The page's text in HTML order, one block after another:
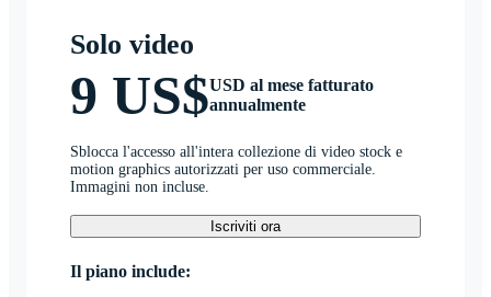
Solo video
9 US$USD al mese fatturato
annualmente
Sblocca l'accesso all'intera collezione di video stock e
motion graphics autorizzati per uso commerciale.
Immagini non incluse.
Iscriviti ora
Il piano include: